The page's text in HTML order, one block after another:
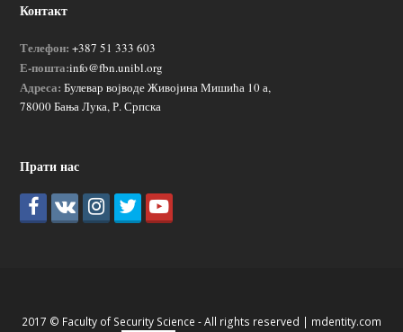
Контакт
Телефон: +387 51 333 603
Е-пошта:info@fbn.unibl.org
Адреса: Булевар војводе Живојина Мишића 10 а,
78000 Бања Лука, Р. Српска
Прати нас
2017 © Faculty of Security Science - All rights reserved | mdentity.com